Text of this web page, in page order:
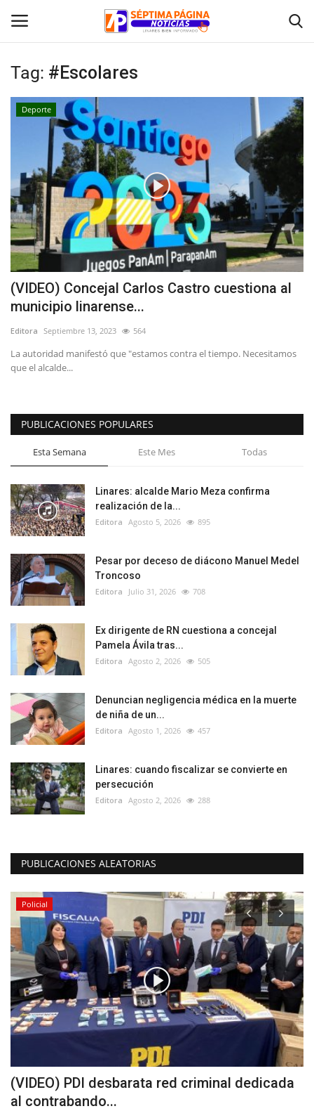
Inicio
Crónica
Policial
Tribunales
Deporte
Política
Espectáculos
Tag: #Escolares
Deporte
(VIDEO) Concejal Carlos Castro cuestiona al
municipio linarense...
Editora Septiembre 13, 2023 564
La autoridad manifestó que "estamos contra el tiempo. Necesitamos
que el alcalde...
PUBLICACIONES POPULARES
Esta Semana Este Mes Todas
Linares: alcalde Mario Meza confirma
realización de la...
Editora Agosto 5, 2026 895
Pesar por deceso de diácono Manuel Medel
Troncoso
Editora Julio 31, 2026 708
Ex dirigente de RN cuestiona a concejal
Pamela Ávila tras...
Editora Agosto 2, 2026 505
Denuncian negligencia médica en la muerte
de niña de un...
Editora Agosto 1, 2026 457
Linares: cuando fiscalizar se convierte en
persecución
Editora Agosto 2, 2026 288
PUBLICACIONES ALEATORIAS
Policial
(VIDEO) PDI desbarata red criminal dedicada
al contrabando...